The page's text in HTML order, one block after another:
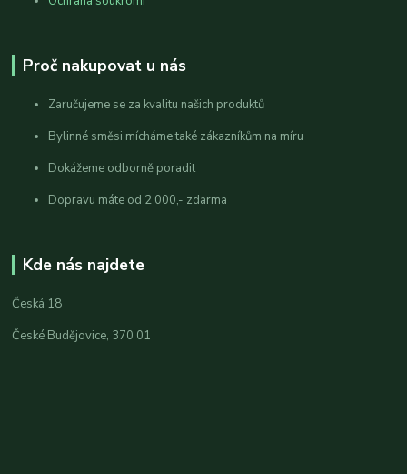
Proč nakupovat u nás
Zaručujeme se za kvalitu našich produktů
Bylinné směsi mícháme také zákazníkům na míru
Dokážeme odborně poradit
Dopravu máte od 2 000,- zdarma
Kde nás najdete
Česká 18
České Budějovice, 370 01